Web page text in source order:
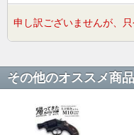
申し訳ございませんが、只
その他のオススメ商品